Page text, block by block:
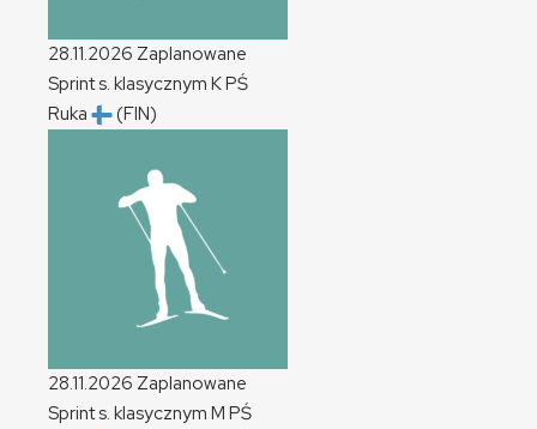
28.11.2026 Zaplanowane
Sprint s. klasycznym KPŚ
Ruka
(FIN)
28.11.2026 Zaplanowane
Sprint s. klasycznym M PŚ